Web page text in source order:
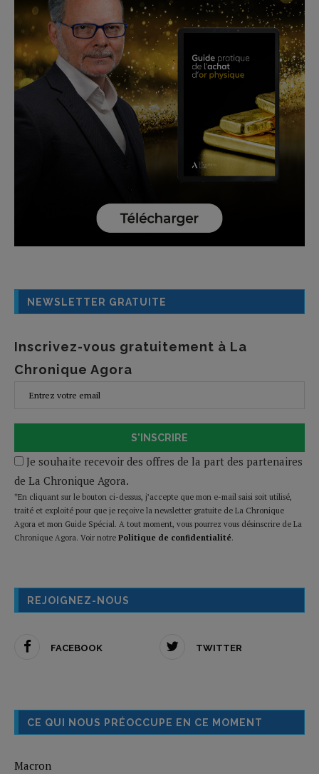
NEWSLETTER GRATUITE
Inscrivez-vous gratuitement à La
Chronique Agora
S'INSCRIRE
Je souhaite recevoir des offres de la part des partenaires
de La Chronique Agora.
*En cliquant sur le bouton ci-dessus, j’accepte que mon e-mail saisi soit utilisé,
traité et exploité pour que je reçoive la newsletter gratuite de La Chronique
Agora et mon Guide Spécial. A tout moment, vous pourrez vous désinscrire de La
Chronique Agora. Voir notre Politique de confidentialité.
REJOIGNEZ-NOUS
FACEBOOK TWITTER
CE QUI NOUS PRÉOCCUPE EN CE MOMENT
Macron